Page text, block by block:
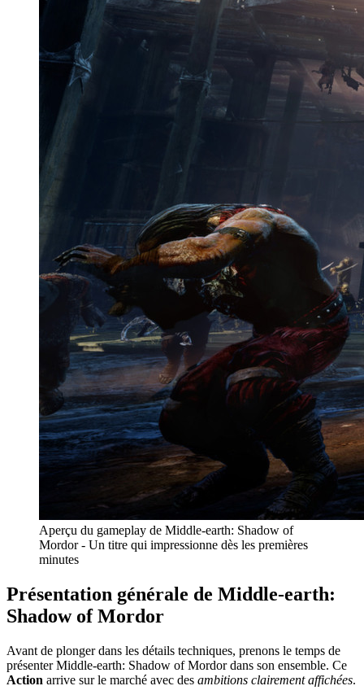
Aperçu du gameplay de Middle-earth: Shadow of
Mordor - Un titre qui impressionne dès les premières
minutes
Présentation générale de Middle-earth:
Shadow of Mordor
Avant de plonger dans les détails techniques, prenons le temps de
présenter Middle-earth: Shadow of Mordor dans son ensemble. Ce
Action arrive sur le marché avec des ambitions clairement affichées.